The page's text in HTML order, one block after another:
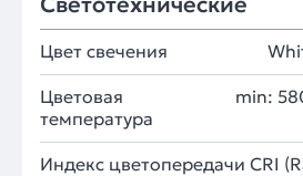
Цвет свечения
Цветовая
температура
min:
Индекс цветопередачи CRI